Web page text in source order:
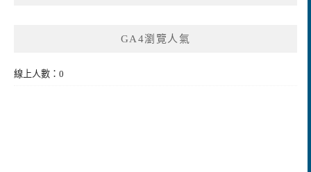
GA4瀏覽人氣
線上人數：0